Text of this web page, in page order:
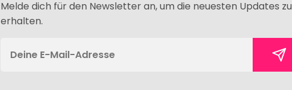
Melde dich für den Newsletter an, um die neuesten Updates zu
erhalten.